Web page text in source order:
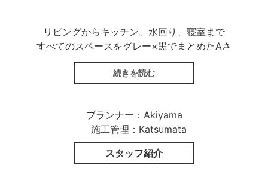
リビングからキッチン、水回り、寝室まで
すべてのスペースをグレー×黒でまとめたAさ
ま。
よくある木目調の素材はもちろん、白も使わ
くつろぎの場の主役は、「BoConcept」や
「arflex」で選んだハイエンドなインテリア。
続きを読む
プランナー：Akiyama
施工管理：Katsumata
スタッフ紹介